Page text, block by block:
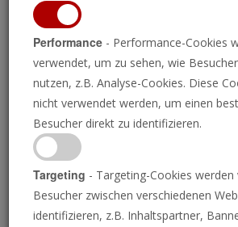
Performance - Performance-Cookies
verwendet, um zu sehen, wie
nutzen, z.B. Analyse-Cookies. Diese
nicht verwendet werden, um einen
Besucher direkt zu identifizieren.
Targeting - Targeting-Cookies
Besucher zwischen verschiedenen
identifizieren, z.B. Inhaltspartner,